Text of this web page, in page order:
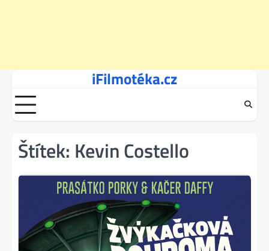
content
iFilmotéka.cz
Štítek: Kevin Costello